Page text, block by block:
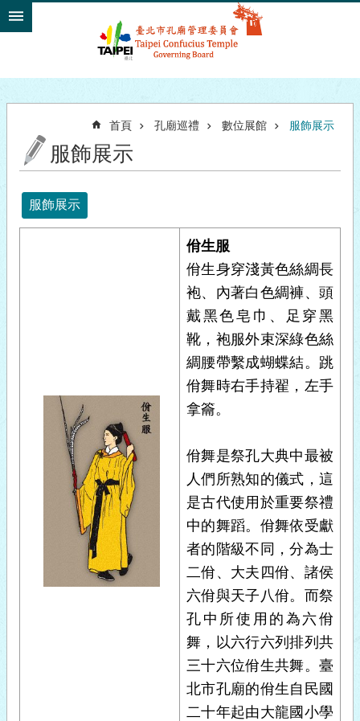
跳到主要內容區塊
首頁 孔廟巡禮 數位展館 服飾展示
服飾展示
服飾展示
佾生服
佾生身穿淺黃色絲綢長
袍、內著白色綢褲、頭
戴黑色皂巾、足穿黑
靴，袍服外束深綠色絲
綢腰帶繫成蝴蝶結。跳
佾舞時右手持翟，左手
拿籥。
佾舞是祭孔大典中最被
人們所熟知的儀式，這
是古代使用於重要祭禮
中的舞蹈。佾舞依受獻
者的階級不同，分為士
二佾、大夫四佾、諸侯
六佾與天子八佾。而祭
孔中所使用的為六佾
舞，以六行六列排列共
三十六位佾生共舞。臺
北市孔廟的佾生自民國
二十年起由大龍國小學